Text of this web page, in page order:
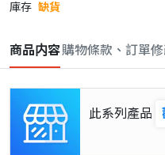
庫存 缺貨
商品内容購物條款、訂單
此系列產品